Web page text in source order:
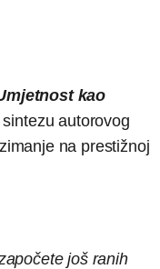
kao
autorovog
na prestižnoj
još ranih